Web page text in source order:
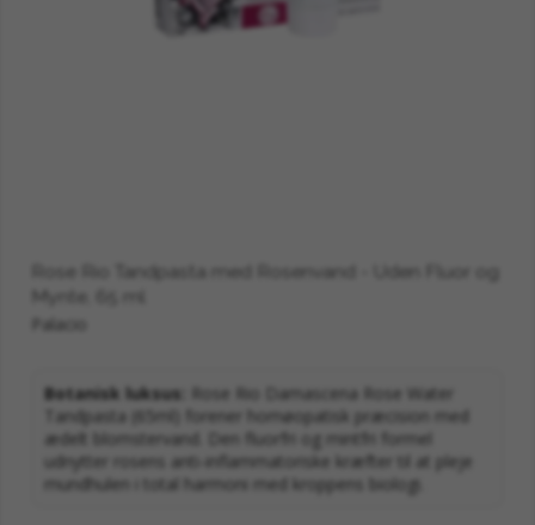
hjemme på badeværelset og på farten. Det er
ren natur, skabt til at understøtte din krops
Rose Rio Tandpasta med Rosenvand - Uden Fluor og
Mynte, 65 ml
Palacio
Botanisk luksus:
Rose Rio Damascena Rose Water
Tandpasta (65ml) forener homøopatisk præcision med
ædelt blomstervand. Den fluorfri og mintfri formel
udnytter rosens anti-inflammatoriske kræfter til at pleje
mundhulen i total harmoni med kroppens biologi.